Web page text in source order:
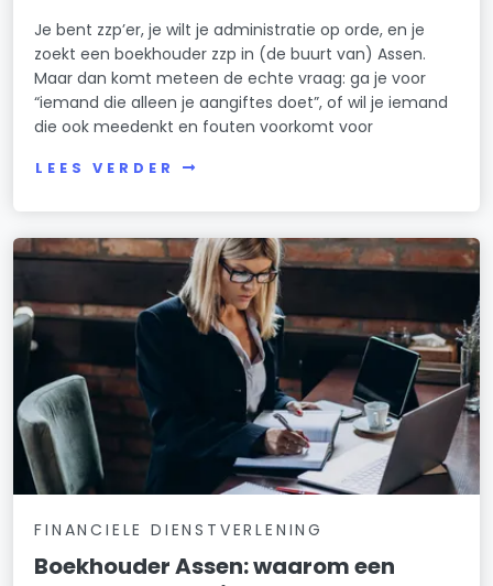
Je bent zzp’er, je wilt je administratie op orde, en je
zoekt een boekhouder zzp in (de buurt van) Assen.
Maar dan komt meteen de echte vraag: ga je voor
“iemand die alleen je aangiftes doet”, of wil je iemand
die ook meedenkt en fouten voorkomt voor
LEES VERDER
FINANCIELE DIENSTVERLENING
Boekhouder Assen: waarom een